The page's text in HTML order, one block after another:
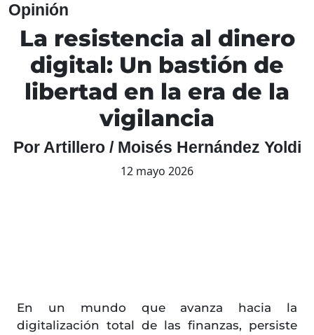
Opinión
La resistencia al dinero
digital: Un bastión de
libertad en la era de la
vigilancia
Por Artillero / Moisés Hernández Yoldi
12 mayo 2026
En un mundo que avanza hacia la
digitalización total de las finanzas, persiste